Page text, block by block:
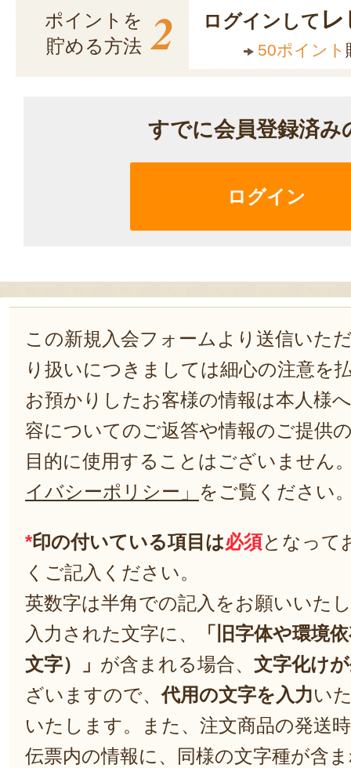
ポイントを
貯める方法 2 ログインして
50ポイント
すでに会員登録済み
ログイン
この新規入会フォームより送信いた
り扱いにつきましては細心の注意を
お預かりしたお客様の情報は本人様
容についてのご返答や情報のご提供
目的に使用することはございません
イバシーポリシー」 をご覧ください
*印の付いている項目は必須となって
くご記入ください。
英数字は半角での記入をお願いいた
入力された文字に、
「旧字体や環境
文字）」 が含まれる場合、 文字化け
ざいますので、代用の文字を入力い
いたします。また、注文商品の発送
伝票内の情報に、同様の文字種が含